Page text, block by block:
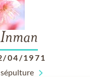
04/1971
sépulture